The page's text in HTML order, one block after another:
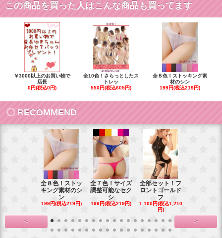
この商品を買った人はこんな商品も買ってます
￥3000以上のお買い物で
店長
0円(税込0円)
全10色！さらっとしたス
トレッ
550円(税込605円)
全８色！ストッキング素
材のシン
199円(税込219円)
RECOMMEND
全８色！ストッ
キング素材のシ
ン
199円(税込219円)
全７色！サイズ
調整可能なセク
シ
199円(税込219円)
全部セット！フ
ロントゴールド
フ
1,100円(税込1,210
円)
< >